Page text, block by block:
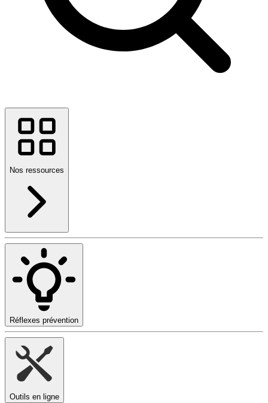
Nos ressources
Réflexes prévention
Outils en ligne